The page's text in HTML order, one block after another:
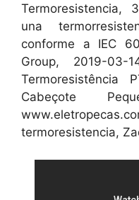
Termoresistencia,
una
conforme a IEC
Group, 2019-03-
Termoresistência
Cabeçote
termoresistencia,